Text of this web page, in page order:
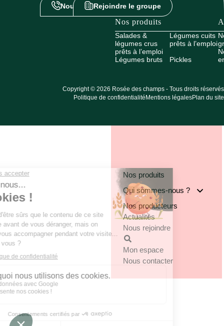
Nous contacterRejoindre le groupe
Nos produits
Salades &
légumes crus
prêts à l’emploi
Légumes cuits
prêts à l’emploi
Légumes bruts
Pickles
Copyright © 2026 Rosée des champs - Tous droits réservés
Politique de confidentialité Mentions légalesPlan du site
Nos produits
Qui sommes-nous ?
Notre groupe
Nos engagements
Notre implantation
Nos producteurs
Actualités
Nous rejoindre
Mon espace
Nous contacter